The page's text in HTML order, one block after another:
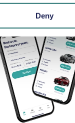
Deny